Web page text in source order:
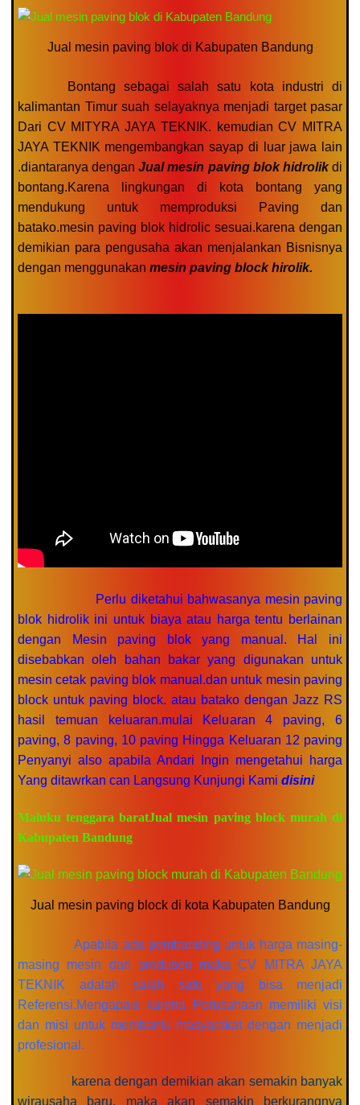
Jual mesin paving blok di Kabupaten Bandung
Bontang sebagai salah satu kota industri di
kalimantan Timur suah selayaknya menjadi target pasar
Dari CV MITYRA JAYA TEKNIK. kemudian CV MITRA
JAYA TEKNIK mengembangkan sayap di luar jawa lain
.diantaranya denganJual mesin paving blok hidrolik di
bontang.Karena lingkungan di kota bontang yang
mendukung untuk memproduksi Paving dan
batako.mesin paving blok hidrolic sesuai.karena dengan
demikian para pengusaha akan menjalankan Bisnisnya
dengan menggunakan mesin paving block hirolik.
Perlu diketahui bahwasanya mesin paving
blok hidrolik ini untuk biaya atau harga tentu berlainan
dengan Mesin paving blok yang manual. Hal ini
disebabkan oleh bahan bakar yang digunakan untuk
mesin cetak paving blok manual.dan untuk mesin paving
block untuk paving block. atau batako dengan Jazz RS
hasil temuan keluaran.mulai Keluaran 4 paving, 6
paving, 8 paving, 10 paving Hingga Keluaran 12 paving
Penyanyi also apabila Andari Ingin mengetahui harga
Yang ditawrkan can Langsung Kunjungi Kami disini
Maluku tenggara baratJual mesin paving block murah di
Kabupaten Bandung
Jual mesin paving block di kota Kabupaten Bandung
Apabila ada pembanding untuk harga masing-
masing mesin dari produsen maka CV MITRA JAYA
TEKNIK adalah salah satu yang bisa menjadi
Referensi.Mengapais karena Perusahaan memiliki visi
dan misi untuk membantu masyarakat dengan menjadi
profesional.
karena dengan demikian akan semakin banyak
wirausaha baru, maka akan semakin berkurangnya